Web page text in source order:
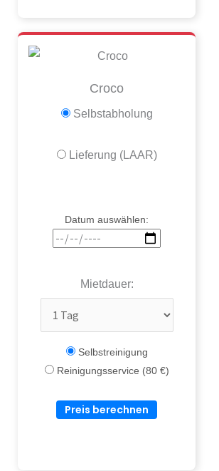
Croco
Selbstabholung
Lieferung (LAAR)
Datum auswählen:
Mietdauer:
Selbstreinigung
Reinigungsservice (80 €)
Preis berechnen